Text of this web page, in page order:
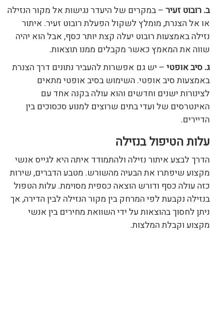
ב. רובוט זעיר – במקרים של היעדר נגישות אל מקור הנזילה
או אל הצנרת, מומלץ לשקול הפעלת רובוט זעיר. איתור
נזילה באמצעות רובוט יעלה קצת יותר כסף, אבל הוא יהיה
שווה את המאמץ כאשר מקבלים ממנו תוצאות.
ג. סיב אופטי – יש גם אפשרות להעביר נתונים דרך הצנרת
באמצעות סיב אופטי. השימוש בסיב אופטי מתאים
לצינורות ישנים וחדשים והוא עולה בקנה אחד עם
האינטרסים של ועדי בתים שרוצים למנוע סכסוכים בין
הדיירים.
עלות הטיפול בנזילה
הדרך לבצע איתור נזילה ולהתמודד איתה היא לגייס אנשי
מקצוע שיפתרו את הבעיה מהשורש. מטבע הדברים, שירות
כזה עולה כסף ודורש הוצאה כספית מסוימת. עלות הטפול
בנזילה נקבעת לפי המרחק בין מקור הנזילה לבין הדירה, אך
ניתן לחסוך בהוצאות על ידי השוואת מחירים בין אנשי
מקצוע וקבלת המלצות.